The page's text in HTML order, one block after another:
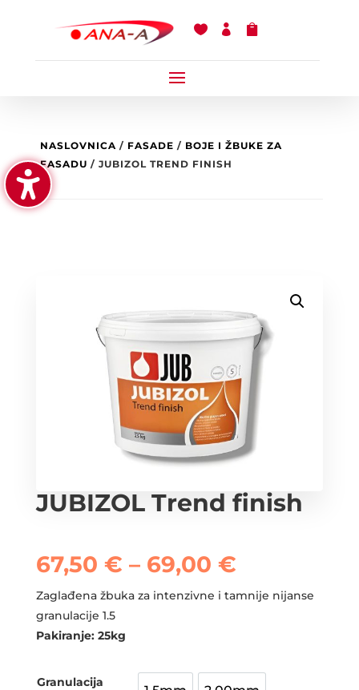
  
NASLOVNICA/ FASADE / BOJE I ŽBUKE ZA
FASADU / JUBIZOL TREND FINISH
JUBIZOL Trend finish
67,50 € – 69,00 €Raspon
od
Zaglađena žbuka za intenzivne i tamnije nijanse
granulacije 1.5
Pakiranje: 25kg
Granulacija